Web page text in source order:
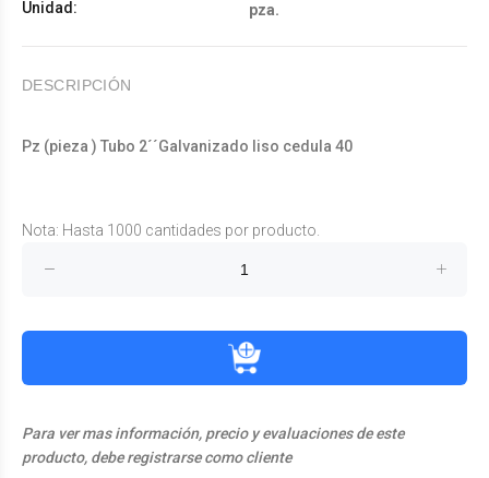
Unidad:
pza.
DESCRIPCIÓN
Pz (pieza ) Tubo 2´´Galvanizado liso cedula 40
Nota: Hasta 1000 cantidades por producto.
Para ver mas información, precio y evaluaciones de este
producto, debe registrarse como cliente